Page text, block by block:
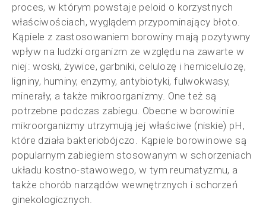
proces, w którym powstaje peloid o korzystnych
właściwościach, wyglądem przypominający błoto.
Kąpiele z zastosowaniem borowiny mają pozytywny
wpływ na ludzki organizm ze względu na zawarte w
niej: woski, żywice, garbniki, celulozę i hemicelulozę,
ligniny, huminy, enzymy, antybiotyki, fulwokwasy,
minerały, a także mikroorganizmy. One też są
potrzebne podczas zabiegu. Obecne w borowinie
mikroorganizmy utrzymują jej właściwe (niskie) pH,
które działa bakteriobójczo. Kąpiele borowinowe są
popularnym zabiegiem stosowanym w schorzeniach
układu kostno-stawowego, w tym reumatyzmu, a
także chorób narządów wewnętrznych i schorzeń
ginekologicznych.